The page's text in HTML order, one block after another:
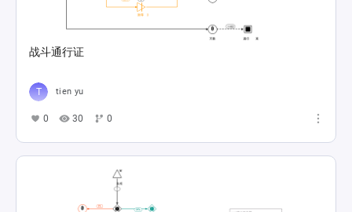
战斗通行证
tien yu
0 30 0